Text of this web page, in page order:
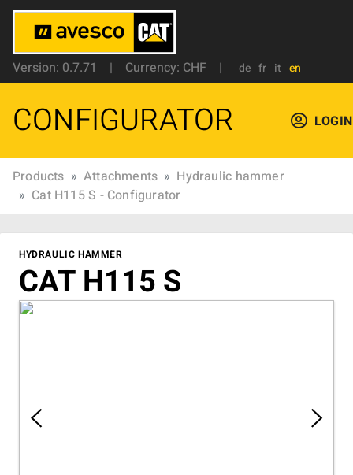
Version: 0.7.71 | Currency: CHF | de fr it en
CONFIGURATOR LOGIN
Products Attachments
Hydraulic hammer
Cat H115 S - Configurator
HYDRAULIC HAMMER
CAT H115 S